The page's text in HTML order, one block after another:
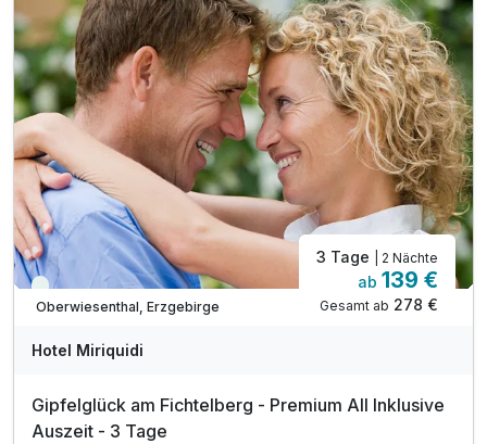
Immer verfügbar
Oberwiesenthal, Erzgebirge
3 Tage | 2 Nächte
ab 139 €
Gesamt ab 278 €
Hotel Miriquidi
Gipfelglück am Fichtelberg - Premium All Inklusive
Auszeit - 3 Tage